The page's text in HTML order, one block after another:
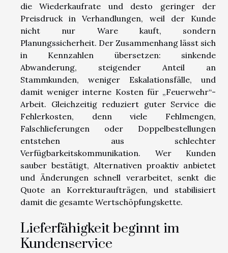
die Wiederkaufrate und desto geringer der
Preisdruck in Verhandlungen, weil der Kunde
nicht nur Ware kauft, sondern
Planungssicherheit. Der Zusammenhang lässt sich
in Kennzahlen übersetzen: sinkende
Abwanderung, steigender Anteil an
Stammkunden, weniger Eskalationsfälle, und
damit weniger interne Kosten für „Feuerwehr“-
Arbeit. Gleichzeitig reduziert guter Service die
Fehlerkosten, denn viele Fehlmengen,
Falschlieferungen oder Doppelbestellungen
entstehen aus schlechter
Verfügbarkeitskommunikation. Wer Kunden
sauber bestätigt, Alternativen proaktiv anbietet
und Änderungen schnell verarbeitet, senkt die
Quote an Korrekturaufträgen, und stabilisiert
damit die gesamte Wertschöpfungskette.
Lieferfähigkeit beginnt im
Kundenservice